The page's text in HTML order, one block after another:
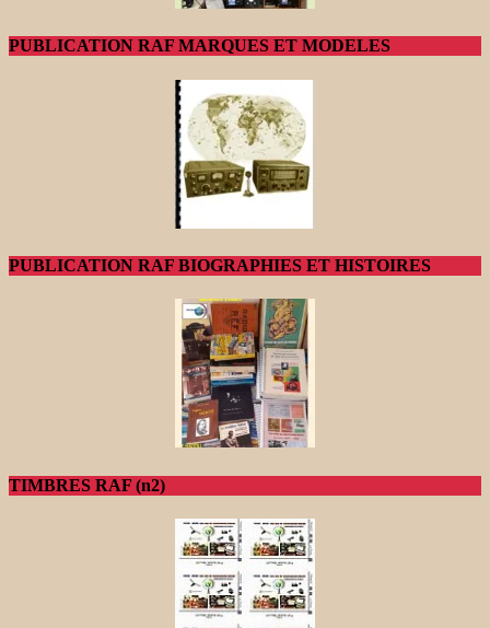
PUBLICATION RAF MARQUES ET MODELES
PUBLICATION RAF BIOGRAPHIES ET HISTOIRES
TIMBRES RAF (n2)